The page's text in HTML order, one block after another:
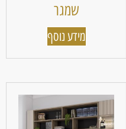
שמגר
מידע נוסף